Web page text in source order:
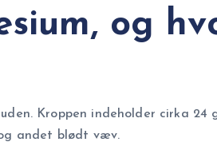
og
Kroppen indeholder cirka
andet blødt væv.